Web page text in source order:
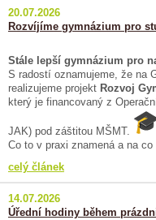
20.07.2026
Rozvíjíme gymnázium pro
Stále lepší gymnázium pro
S radostí oznamujeme, že na
realizujeme projekt Rozvoj
který je financovaný z
JAK) pod záštitou MŠMT.
Co to v praxi znamená a na
celý článek
14.07.2026
Úřední hodiny během